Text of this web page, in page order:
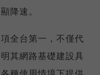
降速。
全台第一，不僅代
其網路基礎建設具